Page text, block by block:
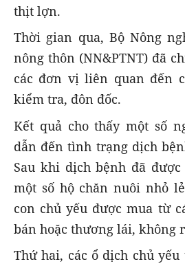
thịt lợn.
Thời gian qua, Bộ Nông
nông thôn (NN&PTNT) đã
các đơn vị liên quan đến
kiểm tra, đôn đốc.
Kết quả cho thấy một số
dẫn đến tình trạng dịch
Sau khi dịch bệnh đã
một số hộ chăn nuôi nhỏ
con chủ yếu được mua từ
bán hoặc thương lái, không
Thứ hai, các ổ dịch chủ